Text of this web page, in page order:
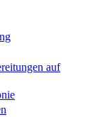
auf